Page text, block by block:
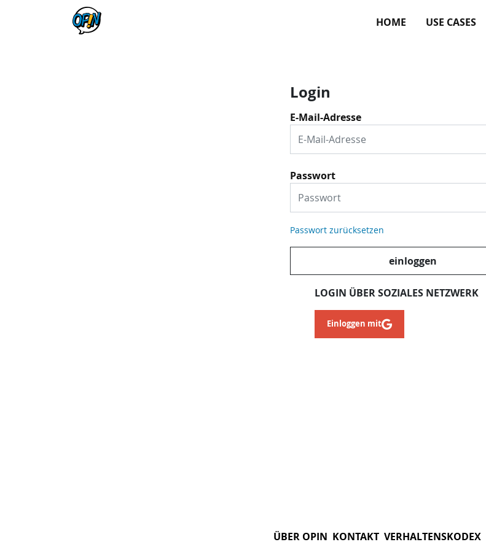
HOME USE CASES
Login
E-Mail-Adresse
Passwort
Passwort zurücksetzen
einloggen
LOGIN ÜBER SOZIALES NETZWERK
Einloggen mit
ÜBER OPIN KONTAKT VERHALTENSKODEX